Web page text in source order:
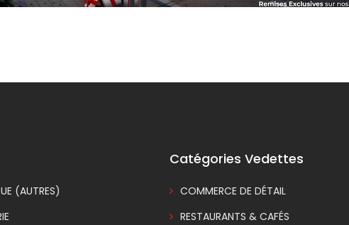
(AUTRES)
Catégories Vedettes
COMMERCE DE DÉTAIL
RESTAURANTS & CAFÉS